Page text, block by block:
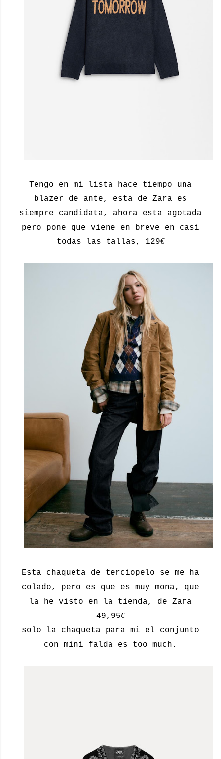
Tengo en mi lista hace tiempo una
blazer de ante, esta de Zara es
siempre candidata, ahora esta agotada
pero pone que viene en breve en casi
todas las tallas, 129€
Esta chaqueta de terciopelo se me ha
colado, pero es que es muy mona, que
la he visto en la tienda, de Zara
49,95€
solo la chaqueta para mi el conjunto
con mini falda es too much.